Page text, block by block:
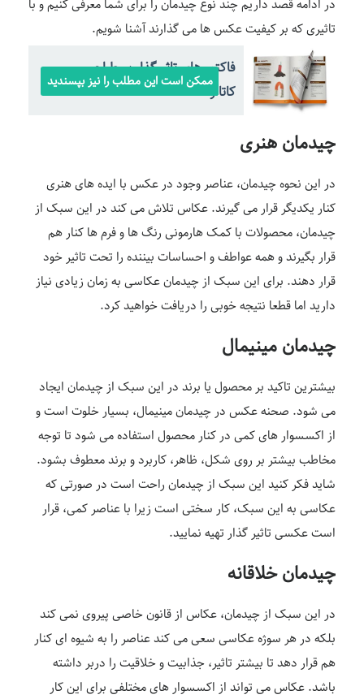
در ادامه قصد داریم چند نوع چیدمان را برای شما معرفی کنیم و با
تاثیری که بر کیفیت عکس ها می گذارند آشنا شویم.
فاکتور های تاثیرگذار بر طراحی
کاتالوگممکن است این مطلب را نیز بپسندید
چیدمان هنری
در این نحوه چیدمان، عناصر وجود در عکس با ایده های هنری
کنار یکدیگر قرار می گیرند. عکاس تلاش می کند در این سبک از
چیدمان، محصولات با کمک هارمونی رنگ ها و فرم ها کنار هم
قرار بگیرند و همه عواطف و احساسات بیننده را تحت تاثیر خود
قرار دهند. برای این سبک از چیدمان عکاسی به زمان زیادی نیاز
دارید اما قطعا نتیجه خوبی را دریافت خواهید کرد.
چیدمان مینیمال
بیشترین تاکید بر محصول یا برند در این سبک از چیدمان ایجاد
می شود. صحنه عکس در چیدمان مینیمال، بسیار خلوت است و
از اکسسوار های کمی در کنار محصول استفاده می شود تا توجه
مخاطب بیشتر بر روی شکل، ظاهر، کاربرد و برند معطوف بشود.
شاید فکر کنید این سبک از چیدمان راحت است در صورتی که
عکاسی به این سبک، کار سختی است زیرا با عناصر کمی، قرار
است عکسی تاثیر گذار تهیه نمایید.
چیدمان خلاقانه
در این سبک از چیدمان، عکاس از قانون خاصی پیروی نمی کند
بلکه در هر سوژه عکاسی سعی می کند عناصر را به شیوه ای کنار
هم قرار دهد تا بیشتر تاثیر، جذابیت و خلاقیت را دربر داشته
باشد. عکاس می تواند از اکسسوار های مختلفی برای این کار